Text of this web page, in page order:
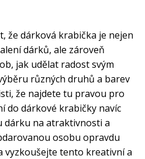
že dárková krabička je nejen
dárků, ale zároveň
jak udělat radost svým
různých druhů a barev
že najdete tu pravou pro
do dárkové krabičky navíc
dárku na atraktivnosti a
osobu opravdu
vyzkoušejte tento kreativní a